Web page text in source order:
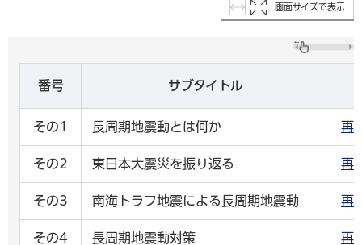
画面サイズで表示
番号 サブタイトル
その1 長周期地震動とは何か 再
その2 東日本大震災を振り返る 再
その3 南海トラフ地震による長周期地震動 再
その4 長周期地震動対策 再